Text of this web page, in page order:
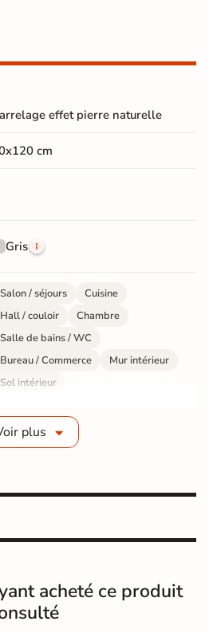
effet pierre naturelle
cm
Gris
Salon / séjours
Cuisine
Hall / couloir
Chambre
Salle de bains / WC
Bureau / Commerce
Mur intérieur
Sol intérieur
Grès cérame émaillé
Gr4 - Très résistant
rectifié
Mate
plus
acheté ce produit